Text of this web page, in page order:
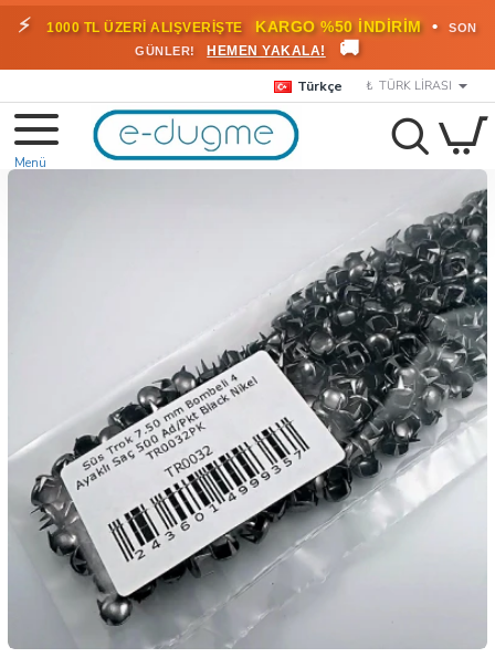
⚡ 1000 TL ÜZERİ ALIŞVERİŞTE KARGO %50 İNDİRİM •
SON
GÜNLER!
HEMEN YAKALA! 🚚
Türkçe ₺ TÜRK LIRASI